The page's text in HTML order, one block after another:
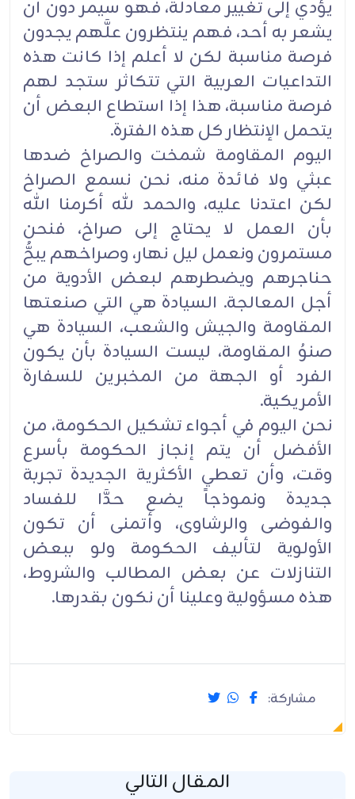
يؤدي إلى تغيير معادلة، فهو سيمر دون أن
يشعر به أحد، فهم ينتظرون علَّهم يجدون
فرصة مناسبة لكن لا أعلم إذا كانت هذه
التداعيات العربية التي تتكاثر ستجد لهم
فرصة مناسبة، هذا إذا استطاع البعض أن
يتحمل الإنتظار كل هذه الفترة.
اليوم المقاومة شمخت والصراخ ضدها
عبثي ولا فائدة منه، نحن نسمع الصراخ
لكن اعتدنا عليه، والحمد لله أكرمنا الله
بأن العمل لا يحتاج إلى صراخ، فنحن
مستمرون ونعمل ليل نهار، وصراخهم يبحُّ
حناجرهم ويضطرهم لبعض الأدوية من
أجل المعالجة. السيادة هي التي صنعتها
المقاومة والجيش والشعب، السيادة هي
صنوُ المقاومة، ليست السيادة بأن يكون
الفرد أو الجهة من المخبرين للسفارة
الأمريكية.
نحن اليوم في أجواء تشكيل الحكومة، من
الأفضل أن يتم إنجاز الحكومة بأسرع
وقت، وأن تعطي الأكثرية الجديدة تجربة
جديدة ونموذجاً يضع حدَّا للفساد
والفوضى والرشاوى، وأتمنى أن تكون
الأولوية لتأليف الحكومة ولو ببعض
التنازلات عن بعض المطالب والشروط،
هذه مسؤولية وعلينا أن نكون بقدرها.
مشاركة:
المقال التالي